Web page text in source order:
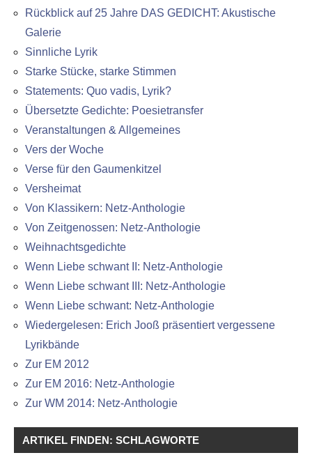
Rückblick auf 25 Jahre DAS GEDICHT: Akustische
Galerie
Sinnliche Lyrik
Starke Stücke, starke Stimmen
Statements: Quo vadis, Lyrik?
Übersetzte Gedichte: Poesietransfer
Veranstaltungen & Allgemeines
Vers der Woche
Verse für den Gaumenkitzel
Versheimat
Von Klassikern: Netz-Anthologie
Von Zeitgenossen: Netz-Anthologie
Weihnachtsgedichte
Wenn Liebe schwant II: Netz-Anthologie
Wenn Liebe schwant III: Netz-Anthologie
Wenn Liebe schwant: Netz-Anthologie
Wiedergelesen: Erich Jooß präsentiert vergessene
Lyrikbände
Zur EM 2012
Zur EM 2016: Netz-Anthologie
Zur WM 2014: Netz-Anthologie
ARTIKEL FINDEN: SCHLAGWORTE